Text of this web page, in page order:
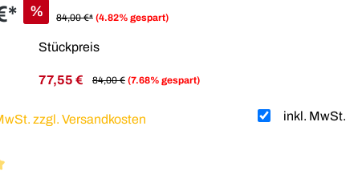
% 84,00 €* (4.82% gespart)
Stückpreis
77,55 € 84,00 € (7.68% gespart)
inkl. MwSt.
zzgl. Versandkosten